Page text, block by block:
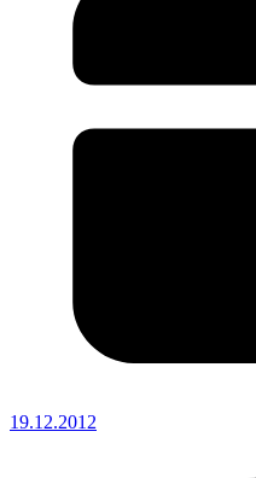
19.12.2012